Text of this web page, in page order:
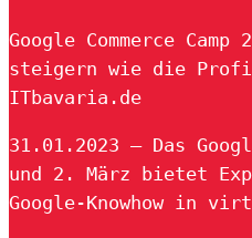
Google Commerce Camp
steigern wie die
ITbavaria.de
31.01.2023 — Das
und 2. März bietet
Google-Knowhow in